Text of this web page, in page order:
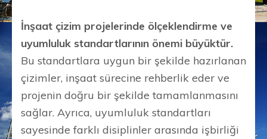
İnşaat çizim projelerinde ölçeklendirme ve
uyumluluk standartlarının önemi büyüktür.
Bu standartlara uygun bir şekilde hazırlanan
çizimler, inşaat sürecine rehberlik eder ve
projenin doğru bir şekilde tamamlanmasını
sağlar. Ayrıca, uyumluluk standartları
sayesinde farklı disiplinler arasında işbirliği